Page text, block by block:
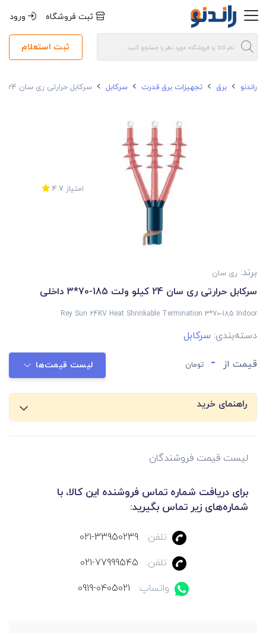
ثبت فروشگاه ورود
ثبت استعلام
راندنو برق تجهیزات برق قدرت سرکابل سرکابل حرارتی ری سان 24 کیلو ولت 185-70*3 داخلی
امتیاز 4.7
برند: ری سان
سرکابل حرارتی ری سان 24 کیلو ولت 185-70*3 داخلی
Rey Sun 24KV Heat Shrinkable Termination 3*70-185 Indoor
دسته‌بندی: سرکابل
قیمت از - تومان لیست قیمت‌ها
راهنمای خرید
لیست قیمت فروشندگان
برای دریافت شماره تماس فروشنده این کالا، با
شماره‌های زیر تماس بگیرید:
تلفن:
021-33950239
تلفن:
021-77999545
واتساپ:
0919-0405021